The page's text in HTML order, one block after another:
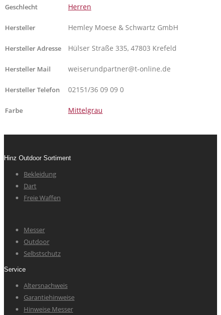
Geschlecht Herren
Hersteller Hemley Moese & Schwartz GmbH
Hersteller Adresse Hülser Straße 335, 47803 Krefeld
Hersteller Mail weiserundpartner@t-online.de
Hersteller Telefon 02151/36 09 09 0
Farbe Mittelgrau
Hinz Outdoor Sortiment
Bekleidung
Dart
Freie Waffen
Messer
Outdoor
Selbstschutz
Service
Altersnachweis
Garantiehinweise
Hinweise Messer